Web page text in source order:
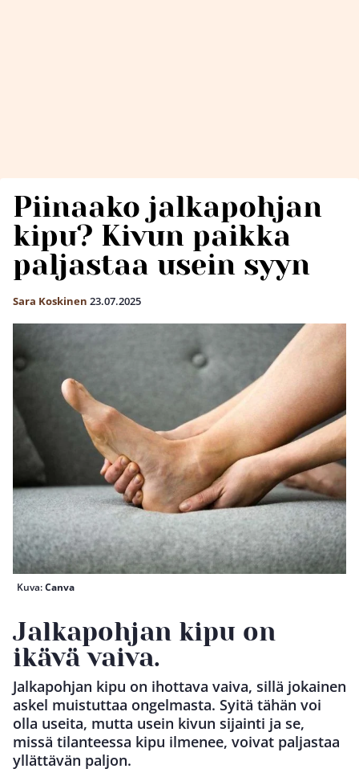
Piinaako jalkapohjan
kipu? Kivun paikka
paljastaa usein syyn
Sara Koskinen 23.07.2025
Kuva:Canva
Jalkapohjan kipu on
ikävä vaiva.
Jalkapohjan kipu on ihottava vaiva, sillä jokainen
askel muistuttaa ongelmasta. Syitä tähän voi
olla useita, mutta usein kivun sijainti ja se,
missä tilanteessa kipu ilmenee, voivat paljastaa
yllättävän paljon.